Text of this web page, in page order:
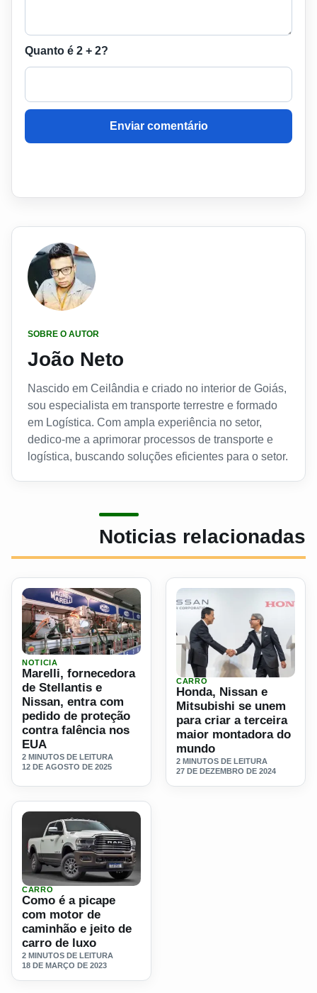
Quanto é 2 + 2?
Enviar comentário
SOBRE O AUTOR
João Neto
Nascido em Ceilândia e criado no interior de Goiás,
sou especialista em transporte terrestre e formado
em Logística. Com ampla experiência no setor,
dedico-me a aprimorar processos de transporte e
logística, buscando soluções eficientes para o setor.
Noticias relacionadas
Ler materia: Marelli, fornecedora de Stellantis e Nissan,
NOTICIA
Marelli, fornecedora
de Stellantis e
Nissan, entra com
pedido de proteção
contra falência nos
EUA
2 MINUTOS DE LEITURA
12 DE AGOSTO DE 2025
Ler materia: Honda,
CARRO
Honda, Nissan e
Mitsubishi se unem
para criar a terceira
maior montadora do
mundo
2 MINUTOS DE LEITURA
27 DE DEZEMBRO DE 2024
Ler materia: Como é a picape com motor de caminhão e
CARRO
Como é a picape
com motor de
caminhão e jeito de
carro de luxo
2 MINUTOS DE LEITURA
18 DE MARÇO DE 2023